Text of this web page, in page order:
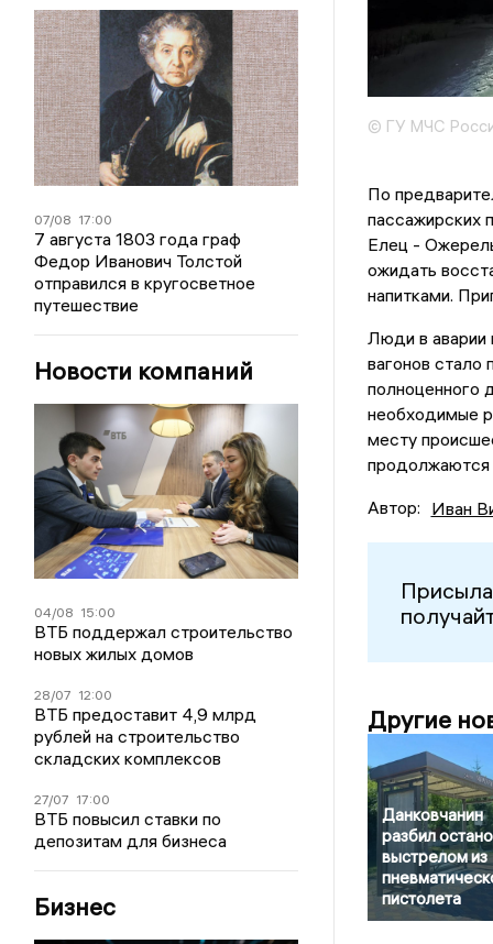
07/08 17:00
7 августа 1803 года граф
Федор Иванович Толстой
отправился в кругосветное
путешествие
Новости компаний
04/08 15:00
ВТБ поддержал строительство
новых жилых домов
28/07 12:00
ВТБ предоставит 4,9 млрд
рублей на строительство
складских комплексов
27/07 17:00
ВТБ повысил ставки по
депозитам для бизнеса
Бизнес
© ГУ МЧС
По
пассажирских
Елец -
ожидать
напитками.
Люди в аварии
вагонов стало
полноценного
необходимые
месту
продолжаются
Автор: Иван
Другие
Данковчанин
разбил
выстрелом из
пистолета